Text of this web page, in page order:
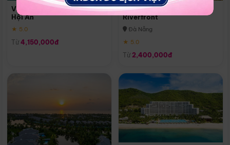
Vinpearl Resort & Golf Nam
Hội An
★ 5.0
Từ 4,150,000đ
Melia Vinpearl Danang
Riverfront
Đà Nẵng
★ 5.0
Từ 2,400,000đ